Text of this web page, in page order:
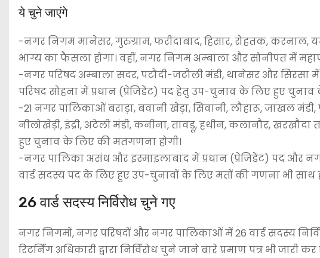
ये चुने जाएंगे
-नगर निगम मानेसर, गुरुग्राम, फरीदाबाद, हिसार, रोहतक,
भाग्य का फैसला होगा। वहीं, नगर निगम अम्बाला और सोनीपत में
-नगर परिषद अम्बाला सदर, पटौदी-जटौली मंडी, थानेसर और सिरसा
परिषद सोहना में प्रधान (प्रेजिडेंट) पद हेतु उप-चुनाव के लिए हुए
-21 नगर पालिकाओं बराड़ा, बवानी खेड़ा, सिवानी, लौहारू, जाखल
नीलोखेड़ी, इंद्री, अटेली मंडी, कनीना, तावडू, हथीन, कलानौर, खरखौदा
हुए चुनाव के लिए की मतगणना होगी।
-नगर पालिका असंध और इस्माइलाबाद में प्रधान (प्रेजिडेंट) पद और
वार्ड सदस्य पद के लिए हुए उप-चुनावों के लिए मतों की गणना भी साथ
26 वार्ड सदस्य निर्विरोध चुने गए
नगर निगमों, नगर परिषदों और नगर पालिकाओं में 26 वार्ड सदस्य
रिटर्निंग अधिकारी द्वारा निर्विरोध चुने जाने बारे प्रमाण पत्र भी जारी